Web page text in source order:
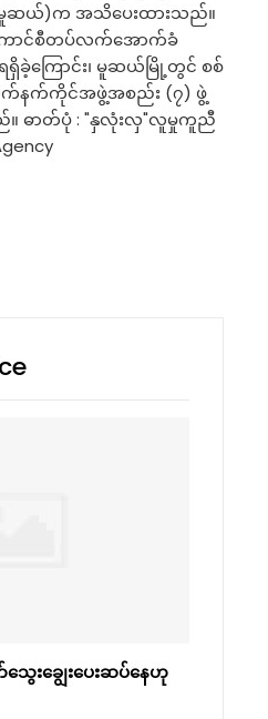
ဆယ်)က အသိပေးထားသည်။
ောင်စီတပ်လက်အောက်ခံ
ရှိခဲ့ကြောင်း၊ မူဆယ်မြို့တွင် စစ်
နက်ကိုင်အဖွဲ့အစည်း (၇) ဖွဲ့
ဓာတ်ပုံ : "နှလုံးလှ"လူမှုကူညီ
ေးချွေးပေးဆပ်နေဟု